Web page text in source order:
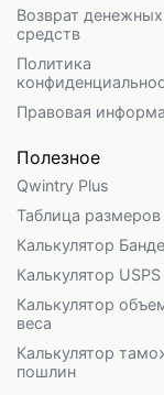
Возврат денежных
средств
Политика
Правовая
Полезное
Qwintry Plus
Таблица размеров
Калькулятор
Калькулятор USPS
Калькулятор
веса
Калькулятор
пошлин